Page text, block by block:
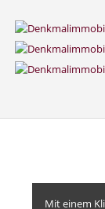
Mit einem